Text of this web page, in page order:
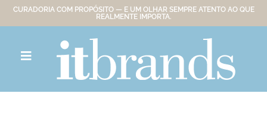
CURADORIA COM PROPÓSITO — E UM OLHAR SEMPRE ATENTO AO QUE
REALMENTE IMPORTA.